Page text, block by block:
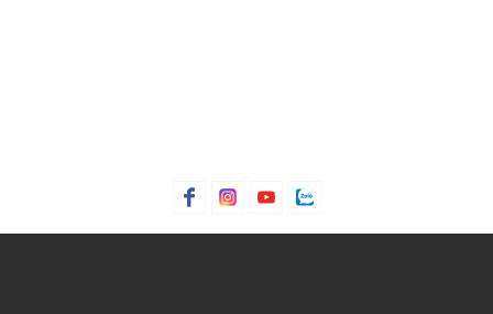
Xu hướng theo mùa: Sử dụng được tất cả các mùa trong